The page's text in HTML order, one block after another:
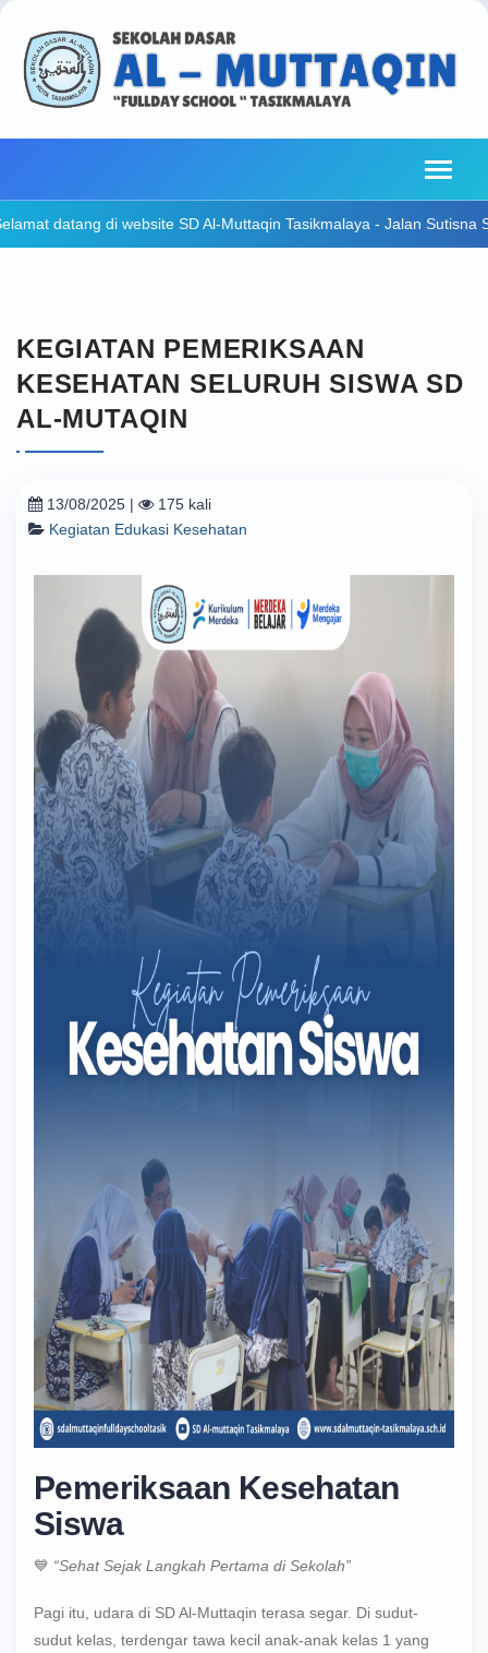
di website SD Al-Muttaqin Tasikmalaya - Jalan Sutisna Senjaya
KEGIATAN PEMERIKSAAN
KESEHATAN SELURUH SISWA SD
AL-MUTAQIN
13/08/2025 |
175 kali
Kegiatan Edukasi Kesehatan
Pemeriksaan Kesehatan
Siswa
💙 “Sehat Sejak Langkah Pertama di Sekolah”
Pagi itu, udara di SD Al-Muttaqin terasa segar. Di sudut-
sudut kelas, terdengar tawa kecil anak-anak kelas 1 yang